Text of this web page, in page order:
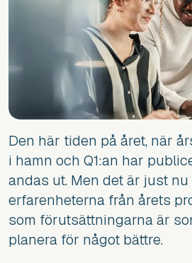
Den här tiden på året, när
i hamn och Q1:an har
andas ut. Men det är just
erfarenheterna från årets
som förutsättningarna är
planera för något bättre.